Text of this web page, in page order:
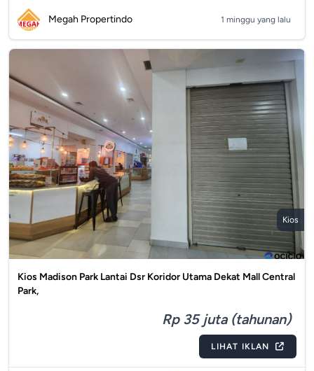
Megah Propertindo 1 minggu yang lalu
Kios
Kios Madison Park Lantai Dsr Koridor Utama Dekat Mall Central
Park,
Rp 35 juta (tahunan)
LIHAT IKLAN